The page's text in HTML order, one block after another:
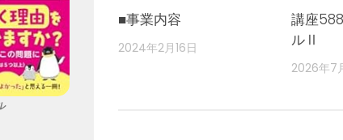
■事業内容
2024年2月16日
講座
ルⅡ
2026年7